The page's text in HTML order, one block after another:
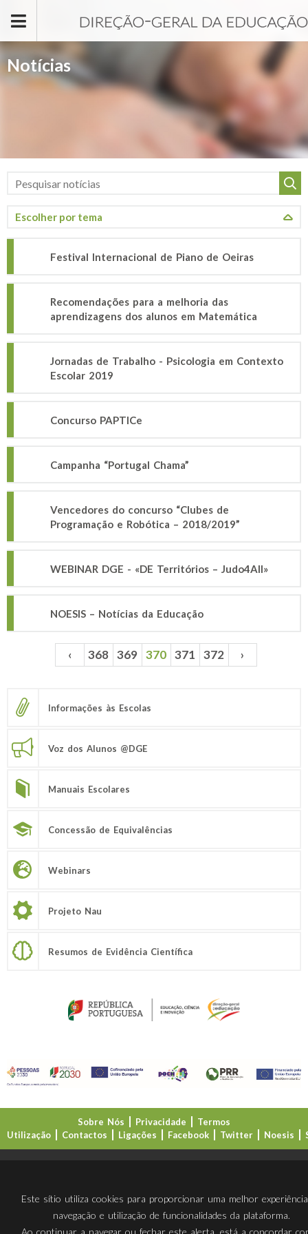
Notícias
Festival Internacional de Piano de Oeiras
Recomendações para a melhoria das
aprendizagens dos alunos em Matemática
Jornadas de Trabalho - Psicologia em Contexto
Escolar 2019
Concurso PAPTICe
Campanha “Portugal Chama”
Vencedores do concurso “Clubes de
Programação e Robótica – 2018/2019”
WEBINAR DGE - «DE Territórios – Judo4All»
NOESIS – Notícias da Educação
Páginas ‹ 368 369 370 371 372 ›
Informações às Escolas
Voz dos Alunos @DGE
Manuais Escolares
Concessão de Equivalências
Webinars
Projeto Nau
Resumos de Evidência Científica
Sobre Nós Privacidade
Termos
Utilização
Contactos Ligações Facebook Twitter Noesis
Este sítio utiliza cookies para proporcionar uma melhor
navegação e utilização de funcionalidades da plataforma.
Ao continuar a navegar ou fechar este alerta, está a concordar